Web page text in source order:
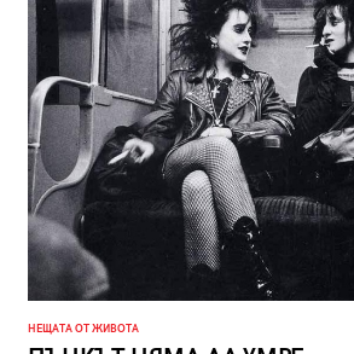
НЕЩАТА ОТ ЖИВОТА